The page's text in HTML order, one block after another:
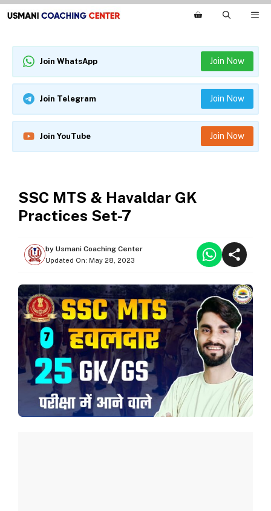
Skip
to
Join WhatsApp Join Now
Join Telegram Join Now
Join YouTube Join Now
SSC MTS & Havaldar GK
Practices Set-7
by Usmani Coaching Center
Updated On: May 28, 2023